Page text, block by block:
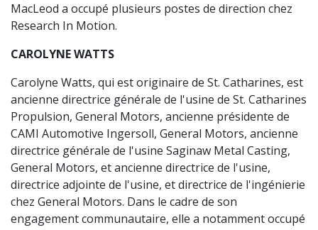
MacLeod a occupé plusieurs postes de direction chez
Research In Motion.
CAROLYNE WATTS
Carolyne Watts, qui est originaire de St. Catharines, est
ancienne directrice générale de l'usine de St. Catharines
Propulsion, General Motors, ancienne présidente de
CAMI Automotive Ingersoll, General Motors, ancienne
directrice générale de l'usine Saginaw Metal Casting,
General Motors, et ancienne directrice de l'usine,
directrice adjointe de l'usine, et directrice de l'ingénierie
chez General Motors. Dans le cadre de son
engagement communautaire, elle a notamment occupé